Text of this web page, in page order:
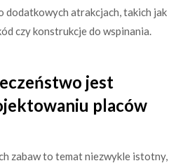
dodatkowych atrakcjach, takich jak
czy konstrukcje do wspinania.
jest
placów
zabaw to temat niezwykle istotny,